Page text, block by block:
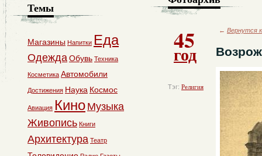
45
год
Тэг: Религия
← Вернутся
Темы
Магазины Напитки Еда
ОдеждаОбувь Техника
Косметика Автомобили
Достижения Наука Космос
Авиация Кино Музыка
Живопись Книги
Архитектура Театр